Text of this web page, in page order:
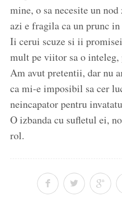
mine, o sa necesite un
azi e fragila ca un prunc
Ii cerui scuze si ii
mult pe viitor sa o inteleg,
Am avut pretentii, dar nu
ca mi-e imposibil sa cer
neincapator pentru
O izbanda cu sufletul ei,
rol.